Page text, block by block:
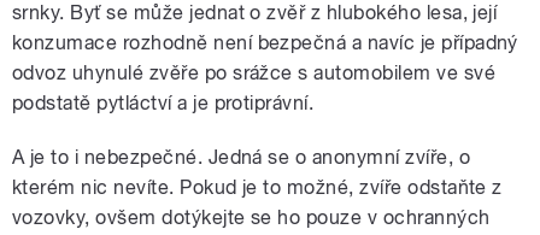
srnky. Byť se může jednat o zvěř z hlubokého lesa, její
konzumace rozhodně není bezpečná a navíc je případný
odvoz uhynulé zvěře po srážce s automobilem ve své
podstatě pytláctví a je protiprávní.
A je to i nebezpečné. Jedná se o anonymní zvíře, o
kterém nic nevíte. Pokud je to možné, zvíře odstaňte z
vozovky, ovšem dotýkejte se ho pouze v ochranných